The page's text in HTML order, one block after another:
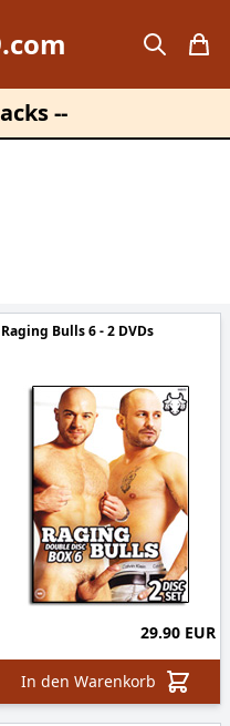
search
--
Raging Bulls 6 - 2 DVDs
29.90 EUR
In den Warenkorb